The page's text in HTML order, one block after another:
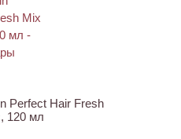
Perfect Hair Fresh
120 мл